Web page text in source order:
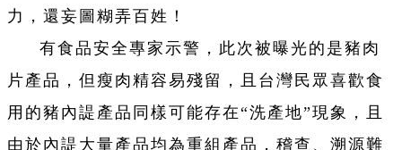
力，還妄圖糊弄百姓！
有食品安全專家示警，此次被曝光的是豬肉
片產品，但瘦肉精容易殘留，且台灣民眾喜歡食
用的豬內諟產品同樣可能存在“洗產地”現象，且
由於內諟大量產品均為重組產品，稽查、溯源難